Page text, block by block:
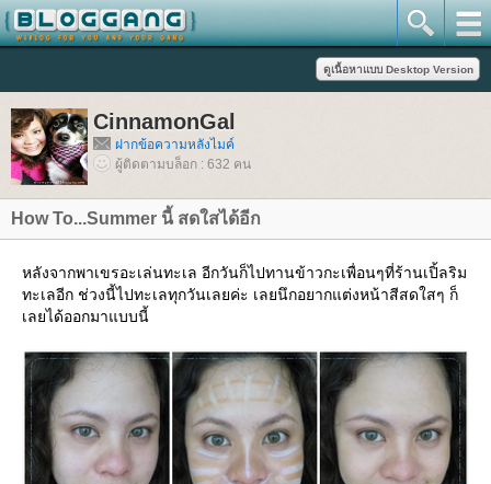
CinnamonGal
ฝากข้อความหลังไมค์
ผู้ติดตามบล็อก : 632 คน
How To...Summer นี้ สดใสได้อีก
หลังจากพาเขรอะเล่นทะเล อีกวันก็ไปทานข้าวกะเพื่อนๆที่ร้านเปิ้ลริม
ทะเลอีก ช่วงนี้ไปทะเลทุกวันเลยค่ะ เลยนึกอยากแต่งหน้าสีสดใสๆ ก็
เลยได้ออกมาแบบนี้